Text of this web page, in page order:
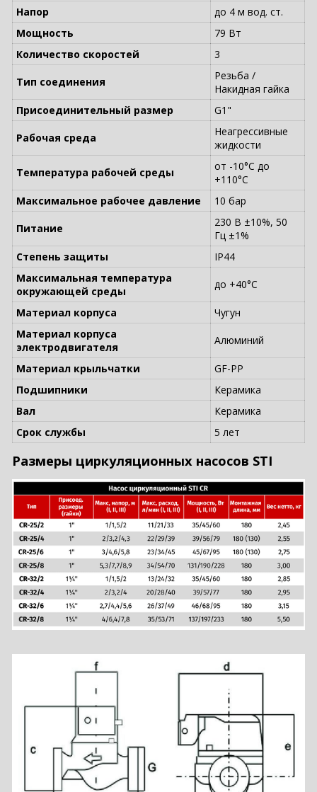
Напор
до 4 м вод. ст.
Мощность
79 Вт
Количество скоростей
3
Тип соединения
Резьба /
Накидная гайка
Присоединительный размер
G1"
Рабочая среда
Неагрессивные
жидкости
Температура рабочей среды
от -10°C до
+110°C
Максимальное рабочее давление
10 бар
Питание
230 В ±10%, 50
Гц ±1%
Степень защиты
IP44
Максимальная температура
окружающей среды
до +40°C
Материал корпуса
Чугун
Материал корпуса
электродвигателя
Алюминий
Материал крыльчатки
GF-PP
Подшипники
Керамика
Вал
Керамика
Срок службы
5 лет
Размеры циркуляционных насосов STI